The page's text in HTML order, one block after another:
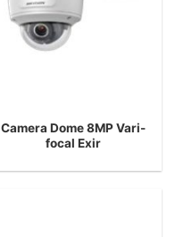
Camera Dome 8MP Vari-
focal Exir